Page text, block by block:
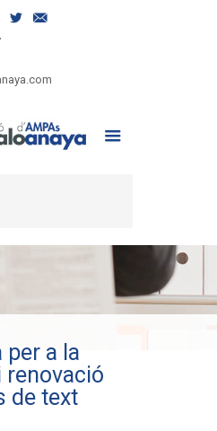
per a la
renovació
de text